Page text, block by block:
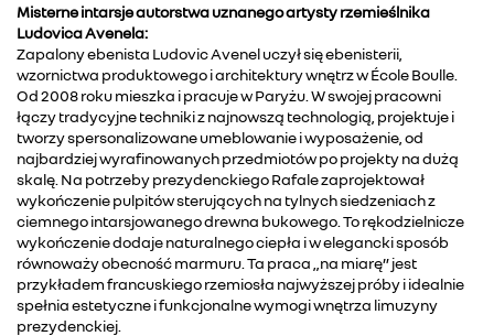
Misterne intarsje autorstwa uznanego artysty rzemieślnika
Ludovica Avenela:
Zapalony ebenista Ludovic Avenel uczył się ebenisterii,
wzornictwa produktowego i architektury wnętrz w École Boulle.
Od 2008 roku mieszka i pracuje w Paryżu. W swojej pracowni
łączy tradycyjne techniki z najnowszą technologią, projektuje i
tworzy spersonalizowane umeblowanie i wyposażenie, od
najbardziej wyrafinowanych przedmiotów po projekty na dużą
skalę. Na potrzeby prezydenckiego Rafale zaprojektował
wykończenie pulpitów sterujących na tylnych siedzeniach z
ciemnego intarsjowanego drewna bukowego. To rękodzielnicze
wykończenie dodaje naturalnego ciepła i w elegancki sposób
równoważy obecność marmuru. Ta praca „na miarę” jest
przykładem francuskiego rzemiosła najwyższej próby i idealnie
spełnia estetyczne i funkcjonalne wymogi wnętrza limuzyny
prezydenckiej.